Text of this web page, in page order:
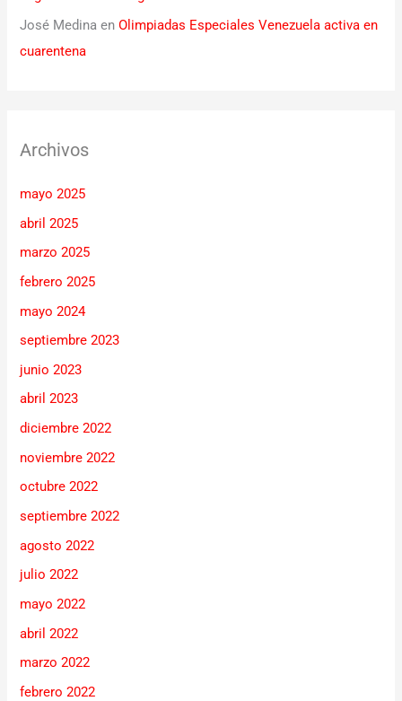
José Medina enOlimpiadas Especiales Venezuela activa en
cuarentena
Archivos
mayo 2025
abril 2025
marzo 2025
febrero 2025
mayo 2024
septiembre 2023
junio 2023
abril 2023
diciembre 2022
noviembre 2022
octubre 2022
septiembre 2022
agosto 2022
julio 2022
mayo 2022
abril 2022
marzo 2022
febrero 2022